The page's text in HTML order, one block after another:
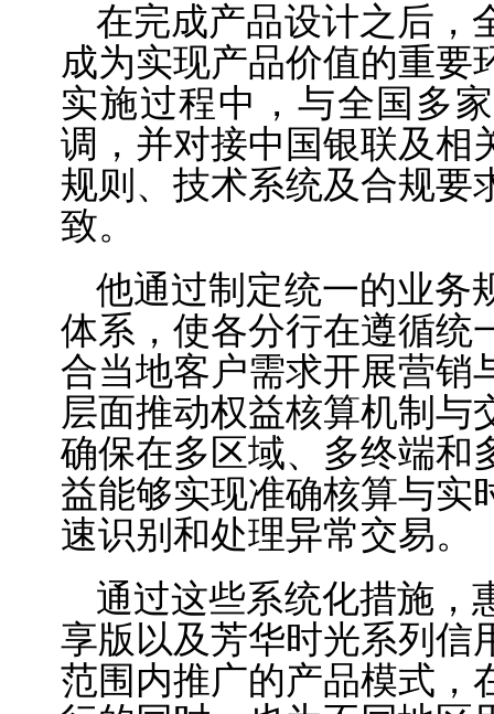
在完成产品设计之后，
成为实现产品价值的重要
实施过程中，与全国多
调，并对接中国银联及相
规则、技术系统及合规要
致。
他通过制定统一的业务
体系，使各分行在遵循统
合当地客户需求开展营销
层面推动权益核算机制与
确保在多区域、多终端和
益能够实现准确核算与实
速识别和处理异常交易。
通过这些系统化措施，
享版以及芳华时光系列信
范围内推广的产品模式，